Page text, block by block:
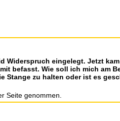
eingelegt. Jetzt
befasst. Wie soll ich mich am
zu halten oder ist es
Seite genommen.